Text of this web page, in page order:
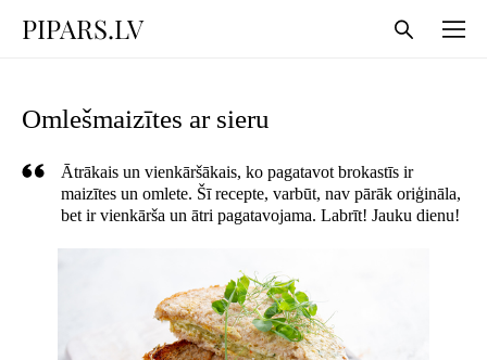
PIPARS.LV
Omlešmaizītes ar sieru
Ātrākais un vienkāršākais, ko pagatavot brokastīs ir
maizītes un omlete. Šī recepte, varbūt, nav pārāk oriģināla,
bet ir vienkārša un ātri pagatavojama. Labrīt! Jauku dienu!